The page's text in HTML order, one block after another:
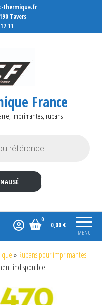
thermique.fr
Tavers
11
France
imprimantes, rubans
MENU
0
0,00 €
»Rubans pour imprimantes
indisponible